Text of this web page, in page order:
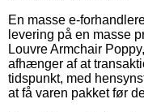
En masse e-
levering på en masse
Louvre Armchair
afhænger af at
tidspunkt, med
at få varen pakket før